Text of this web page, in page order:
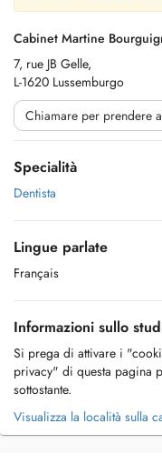
Cabinet Martine
7, rue JB Gelle,
L-1620 Lussemburgo
Chiamare per prendere
Specialità
Dentista
Lingue parlate
Français
Informazioni sullo
Si prega di attivare i
privacy" di questa pagina
sottostante.
Visualizza la località sulla